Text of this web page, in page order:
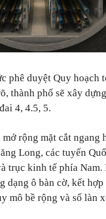
phê duyệt Quy hoạch
thành phố sẽ xây
4, 4.5, 5.
rộng mặt cắt ngang
Long, các tuyến
trục kinh tế phía Nam.
dạng ô bàn cờ, kết
mô bề rộng và số làn